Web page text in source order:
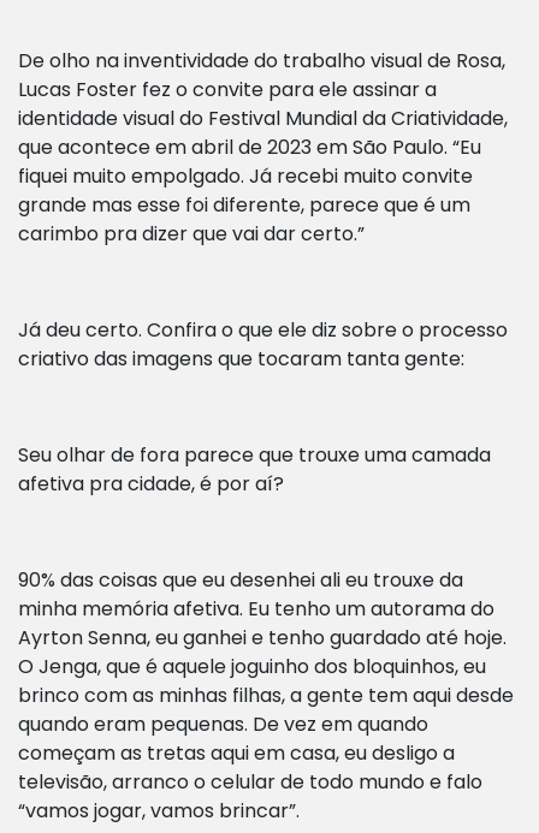
De olho na inventividade do trabalho visual de Rosa,
Lucas Foster fez o convite para ele assinar a
identidade visual do Festival Mundial da Criatividade,
que acontece em abril de 2023 em São Paulo. “Eu
fiquei muito empolgado. Já recebi muito convite
grande mas esse foi diferente, parece que é um
carimbo pra dizer que vai dar certo.”
Já deu certo. Confira o que ele diz sobre o processo
criativo das imagens que tocaram tanta gente:
Seu olhar de fora parece que trouxe uma camada
afetiva pra cidade, é por aí?
90% das coisas que eu desenhei ali eu trouxe da
minha memória afetiva. Eu tenho um autorama do
Ayrton Senna, eu ganhei e tenho guardado até hoje.
O Jenga, que é aquele joguinho dos bloquinhos, eu
brinco com as minhas filhas, a gente tem aqui desde
quando eram pequenas. De vez em quando
começam as tretas aqui em casa, eu desligo a
televisão, arranco o celular de todo mundo e falo
“vamos jogar, vamos brincar”.